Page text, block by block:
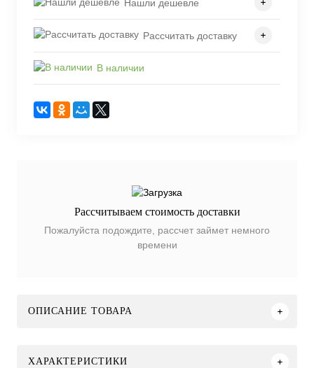
Нашли дешевле
Рассчитать доставку
В наличии
Рассчитываем стоимость доставки
Пожалуйста подождите, рассчет займет немного
времени
ОПИСАНИЕ ТОВАРА
ХАРАКТЕРИСТИКИ